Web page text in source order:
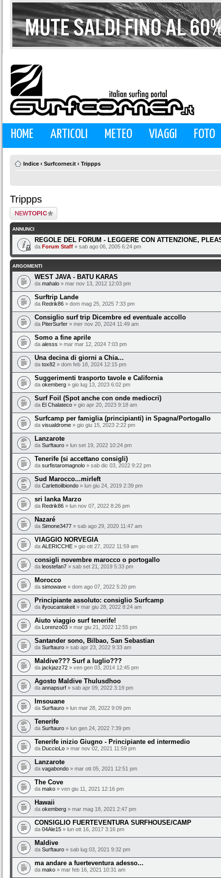
HOME ARTICOLI METEO VIAGGI FOTO
Indice ‹ Surfcorner.it ‹ Trippps
Trippps
Scrivi un nuovo
argomento
ANNUNCI
REGOLE DEL FORUM - LEGGERE CON ATTENZIONE,
da Forum Staff » sab ago 06, 2005 6:24 pm
ARGOMENTI
WEST JAVA - BATU KARAS
da mahalo » mar nov 13, 2012 12:03 pm
Surftrip Lande
da Redrik86 » dom mag 25, 2025 7:33 pm
Consiglio surf trip Dicembre ed eventuale accollo
da PiterSurfer » mer nov 20, 2024 11:49 am
Somo a fine aprile
da alesss » mar mar 12, 2024 7:03 pm
Una decina di giorni a Chia...
da tox82 » dom feb 18, 2024 12:15 pm
Suggerimenti trasporto tavole e California
da okemberg » gio lug 13, 2023 6:02 pm
Surf Foil (Spot anche con onde mediocri)
da El Chalateco » gio apr 20, 2023 9:18 am
Surfcamp per famiglia (principianti) in Spagna/Portogallo
da visualdrome » gio giu 15, 2023 2:22 pm
Lanzarote
da Surftauro » lun set 19, 2022 10:24 pm
Tenerife (si accettano consigli)
da surfistaromagnolo » sab dic 03, 2022 9:22 pm
Sud Marocco...mirleft
da Carlettoilbiondo » lun giu 24, 2019 2:39 pm
sri lanka Marzo
da Redrik86 » lun nov 07, 2022 8:26 pm
Nazaré
da Simone3477 » sab ago 29, 2020 11:47 am
VIAGGIO NORVEGIA
da ALERICCHE » gio ott 27, 2022 11:59 am
consigli novembre marocco o portogallo
da leostefan7 » sab set 21, 2019 5:33 pm
Morocco
da simowave » dom ago 07, 2022 5:20 pm
Principiante assoluto: consiglio Surfcamp
da ifyoucantakeit » mar giu 28, 2022 8:24 am
Aiuto viaggio surf tenerife!
da Lorenzo03 » mar giu 21, 2022 12:55 pm
Santander sono, Bilbao, San Sebastian
da Surftauro » sab apr 23, 2022 9:33 am
Maldive??? Surf a luglio???
da jackjazz72 » ven gen 03, 2014 12:45 pm
Agosto Maldive Thulusdhoo
da annapsurf » sab apr 09, 2022 3:19 pm
Imsouane
da Surftauro » lun mar 28, 2022 9:09 pm
Tenerife
da Surftauro » lun gen 24, 2022 7:39 pm
Tenerife inizio Giugno - Principiante ed intermedio
da DuccioLo » mar nov 02, 2021 11:59 pm
Lanzarote
da vagabondo » mar ott 05, 2021 12:51 pm
The Cove
da mako » ven giu 11, 2021 12:16 pm
Hawaii
da okemberg » mar mag 18, 2021 2:47 pm
CONSIGLIO FUERTEVENTURA SURFHOUSE/CAMP
da 04Ale15 » lun ott 16, 2017 3:16 pm
Maldive
da Surftauro » sab lug 03, 2021 9:32 pm
ma andare a fuerteventura adesso...
da mako » mar feb 16, 2021 10:31 am